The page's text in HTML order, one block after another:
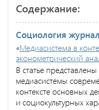
Содержание:
Социология
«Медиасистема в
эконометрический
В статье
медиасистемы
контексте основных
и социокультурных